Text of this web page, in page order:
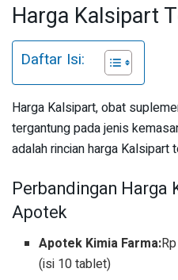
Harga Kalsipart
Daftar Isi:
Harga Kalsipart, obat
tergantung pada jenis
adalah rincian harga Kalsipart
Perbandingan
Apotek
Apotek Kimia Farma:
(isi 10 tablet)